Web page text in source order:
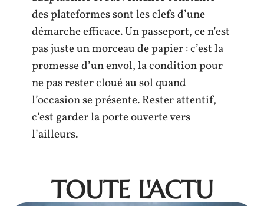
des plateformes sont les clefs d’une
démarche efficace. Un passeport, ce n’est
pas juste un morceau de papier : c’est la
promesse d’un envol, la condition pour
ne pas rester cloué au sol quand
l’occasion se présente. Rester attentif,
c’est garder la porte ouverte vers
l’ailleurs.
TOUTE L'ACTU